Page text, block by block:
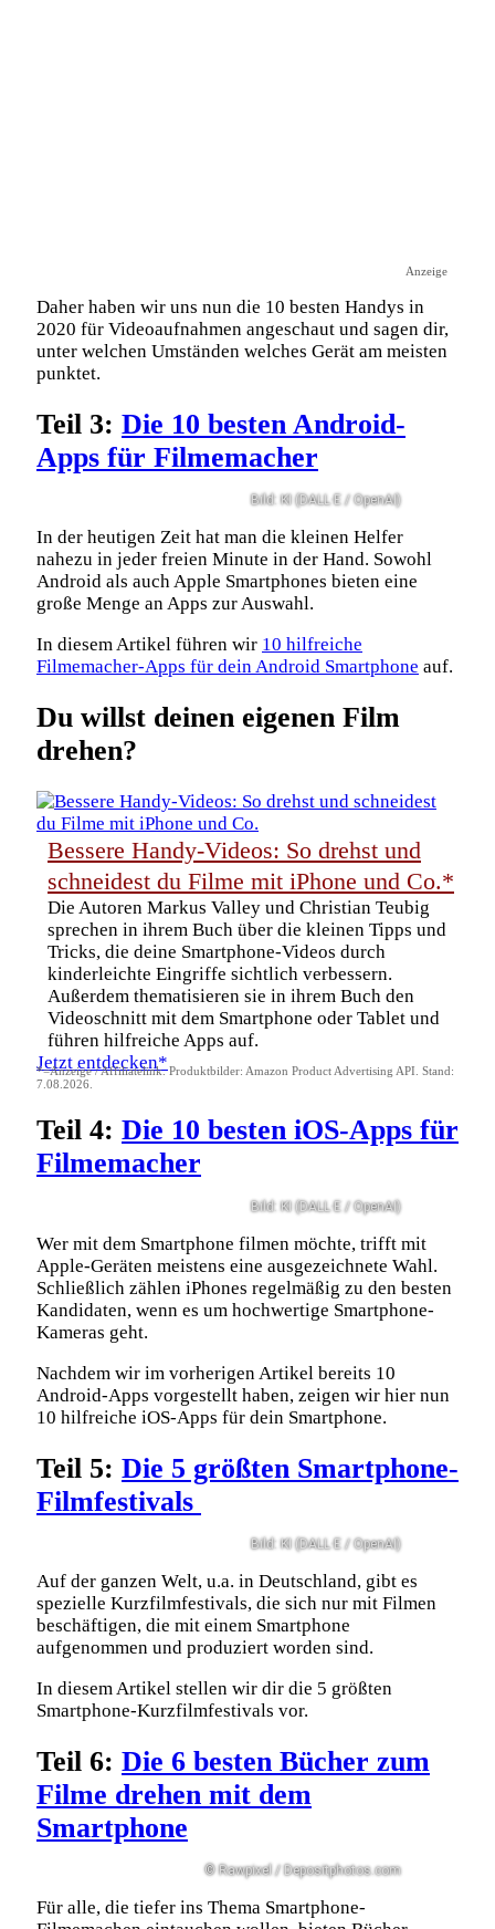
Anzeige
Daher haben wir uns nun die 10 besten Handys in
2020 für Videoaufnahmen angeschaut und sagen dir,
unter welchen Umständen welches Gerät am meisten
punktet.
Teil 3: Die 10 besten Android-
Apps für Filmemacher
Bild: KI (DALL·E / OpenAI)
In der heutigen Zeit hat man die kleinen Helfer
nahezu in jeder freien Minute in der Hand. Sowohl
Android als auch Apple Smartphones bieten eine
große Menge an Apps zur Auswahl.
In diesem Artikel führen wir 10 hilfreiche
Filmemacher-Apps für dein Android Smartphone auf.
Du willst deinen eigenen Film
drehen?
Bessere Handy-Videos: So drehst und
schneidest du Filme mit iPhone und Co.*
Die Autoren Markus Valley und Christian Teubig
sprechen in ihrem Buch über die kleinen Tipps und
Tricks, die deine Smartphone-Videos durch
kinderleichte Eingriffe sichtlich verbessern.
Außerdem thematisieren sie in ihrem Buch den
Videoschnitt mit dem Smartphone oder Tablet und
führen hilfreiche Apps auf.
Jetzt entdecken*
*=Anzeige / Affiliatelink. Produktbilder: Amazon Product Advertising API. Stand:
7.08.2026.
Teil 4: Die 10 besten iOS-Apps für
Filmemacher
Bild: KI (DALL·E / OpenAI)
Wer mit dem Smartphone filmen möchte, trifft mit
Apple-Geräten meistens eine ausgezeichnete Wahl.
Schließlich zählen iPhones regelmäßig zu den besten
Kandidaten, wenn es um hochwertige Smartphone-
Kameras geht.
Nachdem wir im vorherigen Artikel bereits 10
Android-Apps vorgestellt haben, zeigen wir hier nun
10 hilfreiche iOS-Apps für dein Smartphone.
Teil 5: Die 5 größten Smartphone-
Filmfestivals
Bild: KI (DALL·E / OpenAI)
Auf der ganzen Welt, u.a. in Deutschland, gibt es
spezielle Kurzfilmfestivals, die sich nur mit Filmen
beschäftigen, die mit einem Smartphone
aufgenommen und produziert worden sind.
In diesem Artikel stellen wir dir die 5 größten
Smartphone-Kurzfilmfestivals vor.
Teil 6: Die 6 besten Bücher zum
Filme drehen mit dem
Smartphone
© Rawpixel / Depositphotos.com
Für alle, die tiefer ins Thema Smartphone-